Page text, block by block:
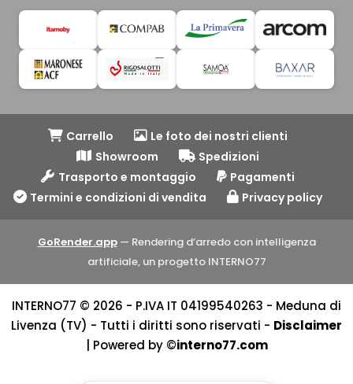
Carrello
Le foto dei nostri clienti
Showroom
Spedizioni
Trasporto e montaggio
Pagamenti
Termini e condizioni di vendita
Privacy policy
GoRender.app— Rendering d’arredo con intelligenza
artificiale, un progetto INTERNO77
INTERNO77 © 2026 - P.IVA IT 04199540263 - Meduna di
Livenza (TV) - Tutti i diritti sono riservati - Disclaimer
| Powered by ©interno77.com